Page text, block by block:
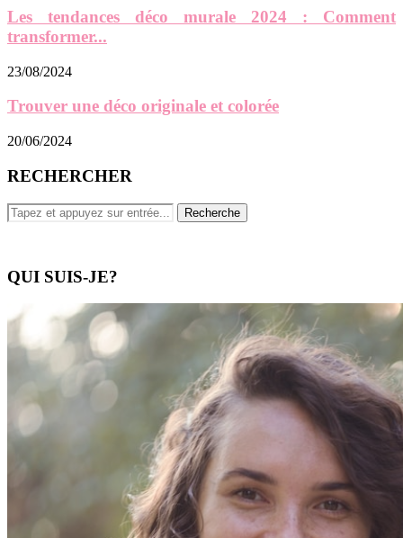
Les tendances déco murale 2024 : Comment
transformer...
23/08/2024
Trouver une déco originale et colorée
20/06/2024
RECHERCHER
QUI SUIS-JE?